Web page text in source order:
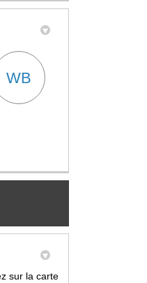
WB
externes)
sur la carte